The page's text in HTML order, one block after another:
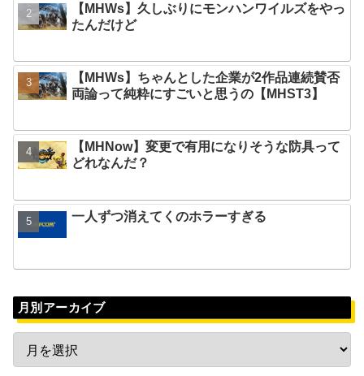
【MHWs】久しぶりにモンハンワイルズをやっ
たんだけど
【MHWs】ちゃんとした企業が2作品連続賛否
両論って純粋にすごいと思うの【MHST3】
【MHNow】変更で有用になりそうな防具って
どれなんだ？
一人ずつ消えてくのホラーすぎる
月別アーカイブ